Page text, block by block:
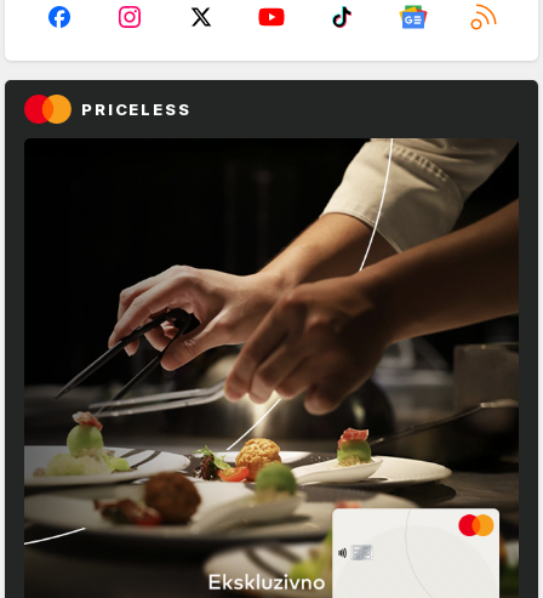
PRICELESS